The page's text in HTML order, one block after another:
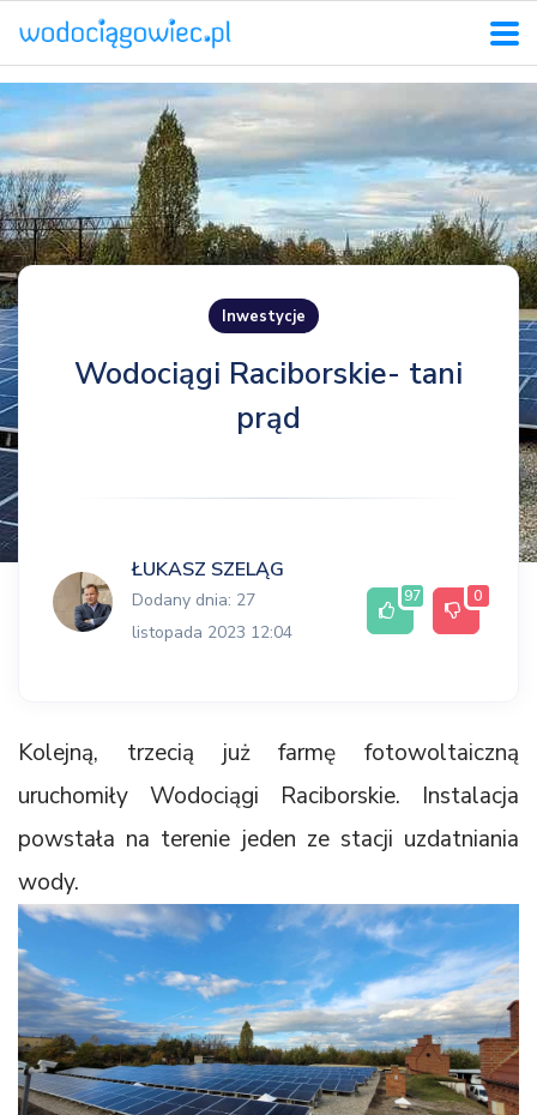
Inwestycje
Wodociągi Raciborskie- tani
prąd
ŁUKASZ SZELĄG
Dodany dnia: 27
listopada 2023 12:04
97 0
Kolejną, trzecią już farmę fotowoltaiczną
uruchomiły Wodociągi Raciborskie. Instalacja
powstała na terenie jeden ze stacji uzdatniania
wody.